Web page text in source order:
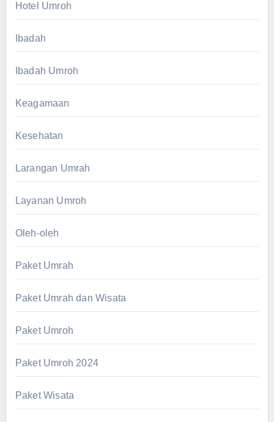
Hotel Umroh
Ibadah
Ibadah Umroh
Keagamaan
Kesehatan
Larangan Umrah
Layanan Umroh
Oleh-oleh
Paket Umrah
Paket Umrah dan Wisata
Paket Umroh
Paket Umroh 2024
Paket Wisata